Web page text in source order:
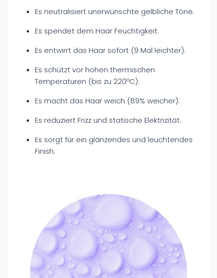
Es neutralisiert unerwünschte gelbliche Töne.
Es spendet dem Haar Feuchtigkeit.
Es entwirrt das Haar sofort (9 Mal leichter).
Es schützt vor hohen thermischen
Temperaturen (bis zu 220ºC).
Es macht das Haar weich (89% weicher).
Es reduziert Frizz und statische Elektrizität.
Es sorgt für ein glänzendes und leuchtendes
Finish.